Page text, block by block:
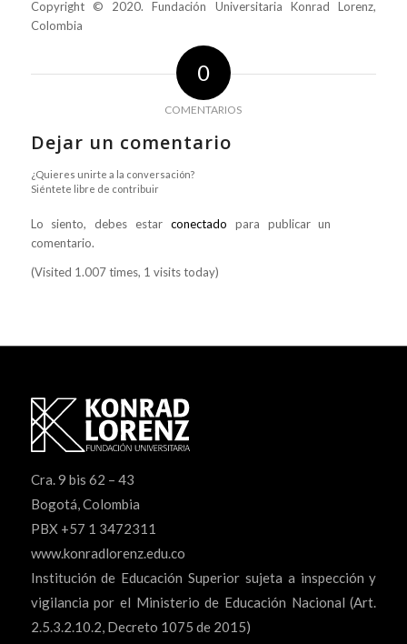
Copyright © 2020. Fundación Universitaria Konrad Lorenz,
Colombia
0
COMENTARIOS
Dejar un comentario
¿Quieres unirte a la conversación?
Siéntete libre de contribuir
Lo siento, debes estar conectado para publicar un
comentario.
(Visited 1.007 times, 1 visits today)
Cra. 9 bis 62 – 43
Bogotá, Colombia
PBX +57 1 3472311
www.konradlorenz.edu.co
Institución de Educación Superior sujeta a inspección y
vigilancia por el Ministerio de Educación Nacional (Art.
2.5.3.2.10.2, Decreto 1075 de 2015)